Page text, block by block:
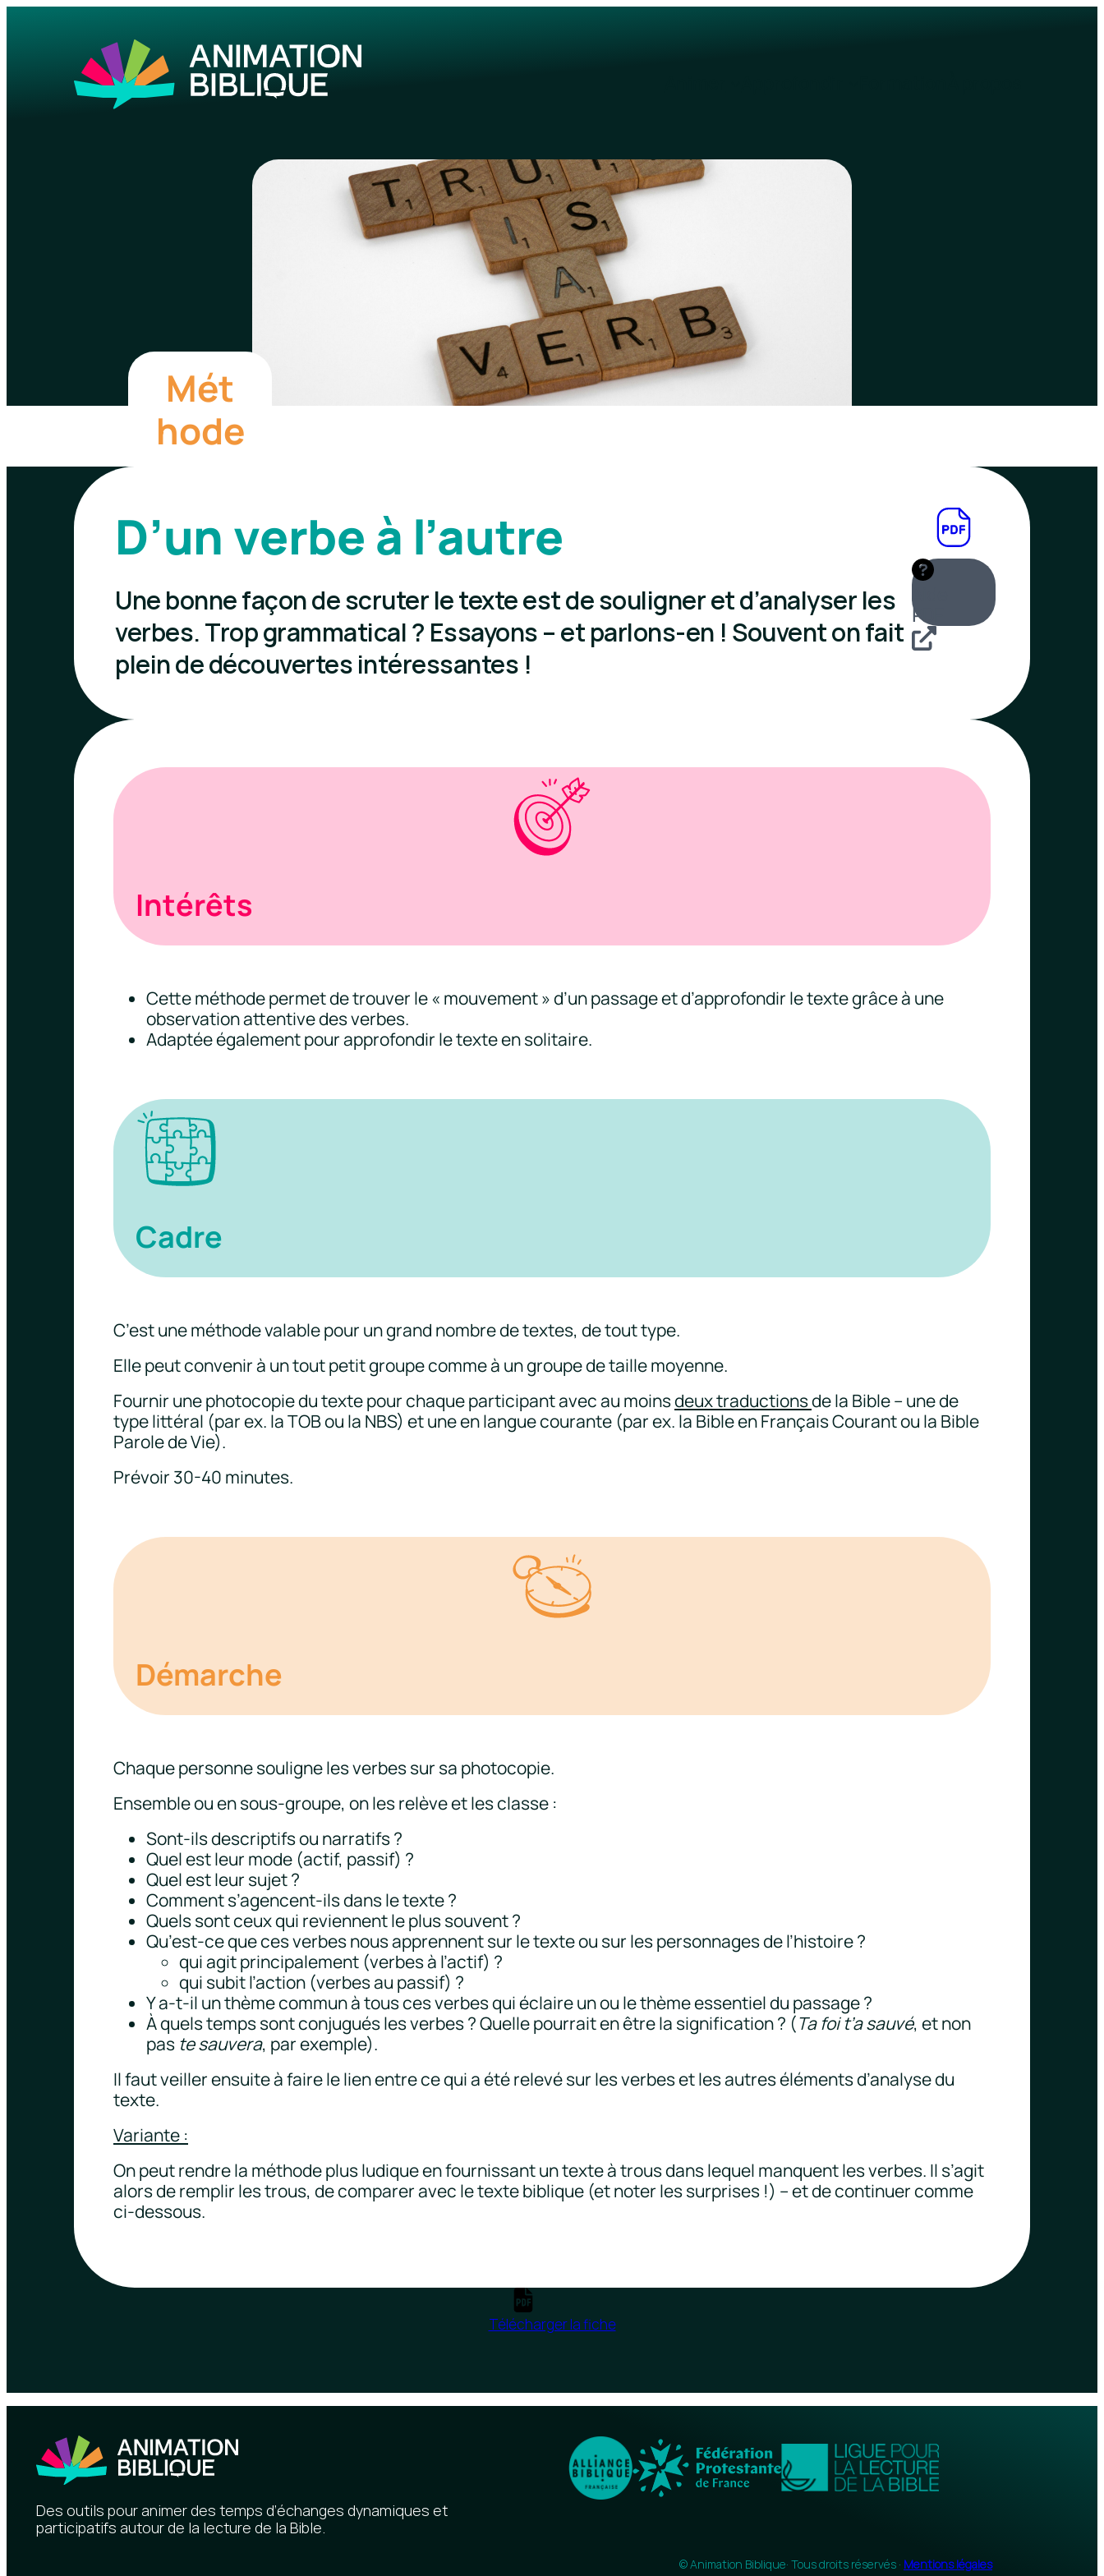
Mét
hode
D’un verbe à l’autre
Une bonne façon de scruter le texte est de souligner et d’analyser les
verbes. Trop grammatical ? Essayons – et parlons-en ! Souvent on fait
plein de découvertes intéressantes !
PDF
Intérêts
Cette méthode permet de trouver le « mouvement » d’un passage et d’approfondir le texte grâce à une
observation attentive des verbes.
Adaptée également pour approfondir le texte en solitaire.
Cadre
C’est une méthode valable pour un grand nombre de textes, de tout type.
Elle peut convenir à un tout petit groupe comme à un groupe de taille moyenne.
Fournir une photocopie du texte pour chaque participant avec au moinsdeux traductionsde la Bible – une de
type littéral (par ex. la TOB ou la NBS) et une en langue courante (par ex. la Bible en Français Courant ou la Bible
Parole de Vie).
Prévoir 30-40 minutes.
Démarche
Chaque personne souligne les verbes sur sa photocopie.
Ensemble ou en sous-groupe, on les relève et les classe :
Sont-ils descriptifs ou narratifs ?
Quel est leur mode (actif, passif) ?
Quel est leur sujet ?
Comment s’agencent-ils dans le texte ?
Quels sont ceux qui reviennent le plus souvent ?
Qu’est-ce que ces verbes nous apprennent sur le texte ou sur les personnages de l’histoire ?
qui agit principalement (verbes à l’actif) ?
qui subit l’action (verbes au passif) ?
Y a-t-il un thème commun à tous ces verbes qui éclaire un ou le thème essentiel du passage ?
À quels temps sont conjugués les verbes ? Quelle pourrait en être la signification ? (Ta foi t’a sauvé, et non
pas te sauvera, par exemple).
Il faut veiller ensuite à faire le lien entre ce qui a été relevé sur les verbes et les autres éléments d’analyse du
texte.
Variante :
On peut rendre la méthode plus ludique en fournissant un texte à trous dans lequel manquent les verbes. Il s’agit
alors de remplir les trous, de comparer avec le texte biblique (et noter les surprises !) – et de continuer comme
ci-dessous.
Télécharger la fiche
Des outils pour animer des temps d’échanges dynamiques et
participatifs autour de la lecture de la Bible.
© Animation Biblique· Tous droits réservés · Mentions légales